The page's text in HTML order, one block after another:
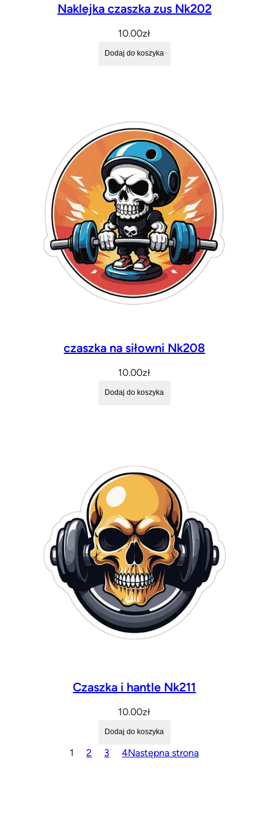
Naklejka czaszka zus Nk202
10.00zł
Dodaj do koszyka
czaszka na siłowni Nk208
10.00zł
Dodaj do koszyka
Czaszka i hantle Nk211
10.00zł
Dodaj do koszyka
1 2 3 4Następna strona